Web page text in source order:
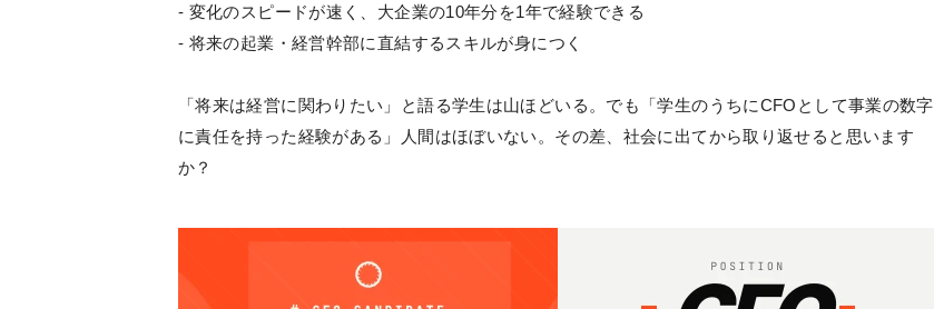
- 変化のスピードが速く、大企業の10年分を1年で経験できる
- 将来の起業・経営幹部に直結するスキルが身につく
「将来は経営に関わりたい」と語る学生は山ほどいる。でも「学生のうちにCFOとして事業の数字
に責任を持った経験がある」人間はほぼいない。その差、社会に出てから取り返せると思います
か？